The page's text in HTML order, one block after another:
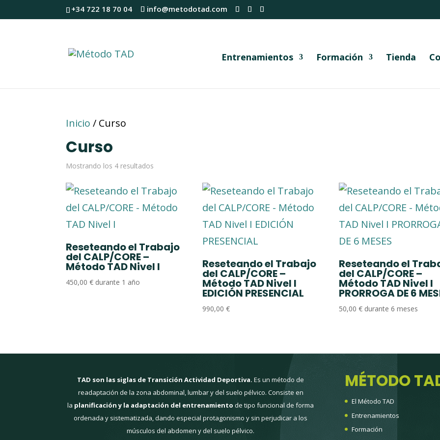
+34 722 18 70 04 info@metodotad.com
Entrenamientos Formación Tienda
Inicio / Curso
Curso
Mostrando los 4 resultados
Reseteando el Trabajo
del CALP/CORE –
Método TAD Nivel I
450,00€ durante 1 año
Reseteando el Trabajo
del CALP/CORE –
Método TAD Nivel I
EDICIÓN PRESENCIAL
990,00€
Reseteando el
del CALP/CORE –
Método TAD Nivel I
PRORROGA DE 6
50,00€ durante 6 meses
TAD son las siglas de Transición Actividad Deportiva. Es un método de
readaptación de la zona abdominal, lumbar y del suelo pélvico. Consiste en
la planificación y la adaptación del entrenamiento de tipo funcional de forma
ordenada y sistematizada, dando especial protagonismo y sin perjudicar a los
músculos del abdomen y del suelo pélvico.
MÉTODO
El Método TAD
Entrenamientos
Formación